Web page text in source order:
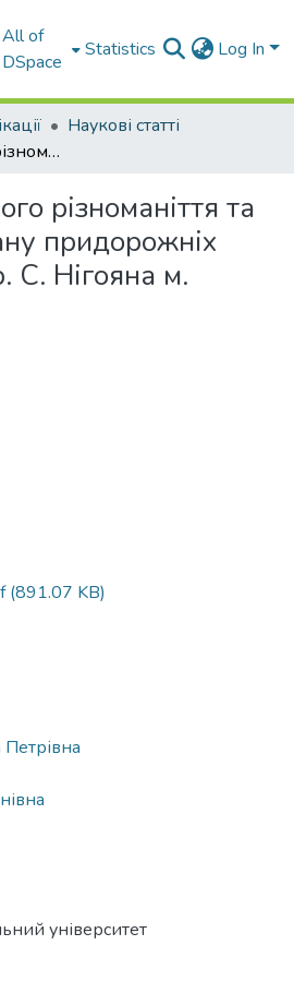
All of
DSpace
Statistics Log In
Наукові статті
Оцінка видового різноманіття та життєвого стану придорожніх насаджень пр. С. Нігояна м. Дніпро
різноманіття та
придорожніх
С. Нігояна м.
(891.07 KB)
університет